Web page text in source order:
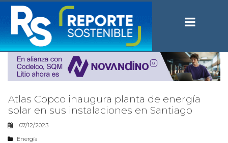
Atlas Copco inaugura planta de energía
solar en sus instalaciones en Santiago
07/12/2023
Energía